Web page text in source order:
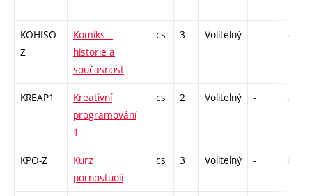
KOHISO-
Z
Komiks –
historie a
současnost
cs 3 Volitelný - zk
KREAP1
Kreativní
programování
1
cs 2 Volitelný - zá
KPO-Z
Kurz
pornostudií
cs 3 Volitelný - zk